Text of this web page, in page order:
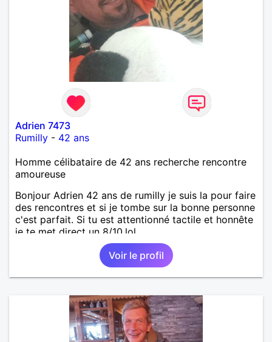
Adrien 7473
Rumilly - 42 ans
Homme célibataire de 42 ans recherche rencontre
amoureuse
Bonjour Adrien 42 ans de rumilly je suis la pour faire
des rencontres et si je tombe sur la bonne personne
c'est parfait. Si tu est attentionné tactile et honnête
je te met direct un 8/10.lol
Voir le profil